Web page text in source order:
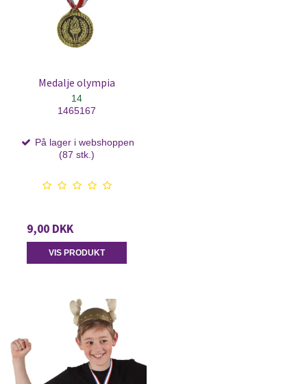
Medalje olympia
14
1465167
På lager i webshoppen
(87 stk.)
9,00 DKK
VIS PRODUKT